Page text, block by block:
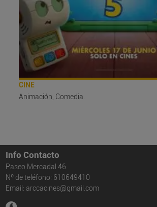
CINE
Animación, Comedia.
Info Contacto
Paseo Mercadal 46
Nº de teléfono: 610649410
Email: arccacines@gmail.com